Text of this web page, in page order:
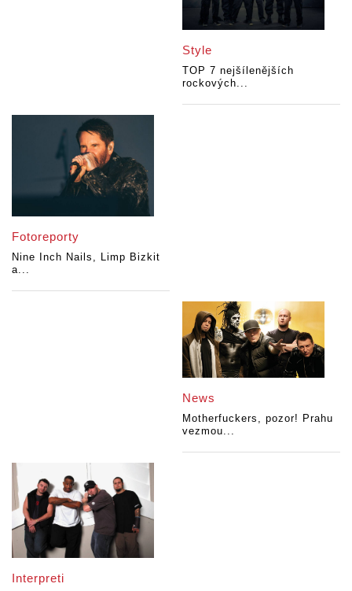
Style
TOP 7 nejšílenějších
rockových...
Fotoreporty
Nine Inch Nails, Limp Bizkit
a...
News
Motherfuckers, pozor! Prahu
vezmou...
Interpreti